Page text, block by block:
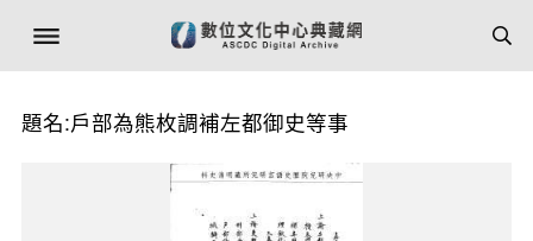
題名:戶部為熊枚調補左都御史等事